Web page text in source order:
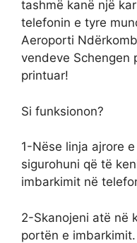
tashmë kanë një
telefonin e tyre
Aeroporti
vendeve Schengen
printuar!
Si funksionon?
1️-Nëse linja ajrore
sigurohuni që të
imbarkimit në
2️-Skanojeni atë në
portën e imbarkimit.